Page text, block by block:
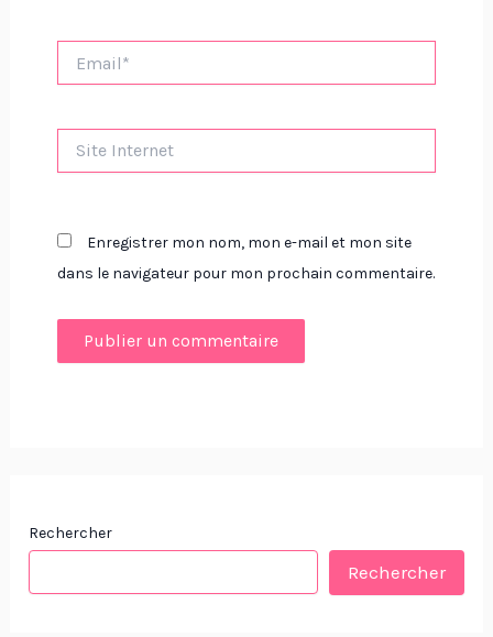
Internet
Enregistrer mon nom, mon e-mail et mon site
dans le navigateur pour mon prochain commentaire.
Rechercher
Rechercher